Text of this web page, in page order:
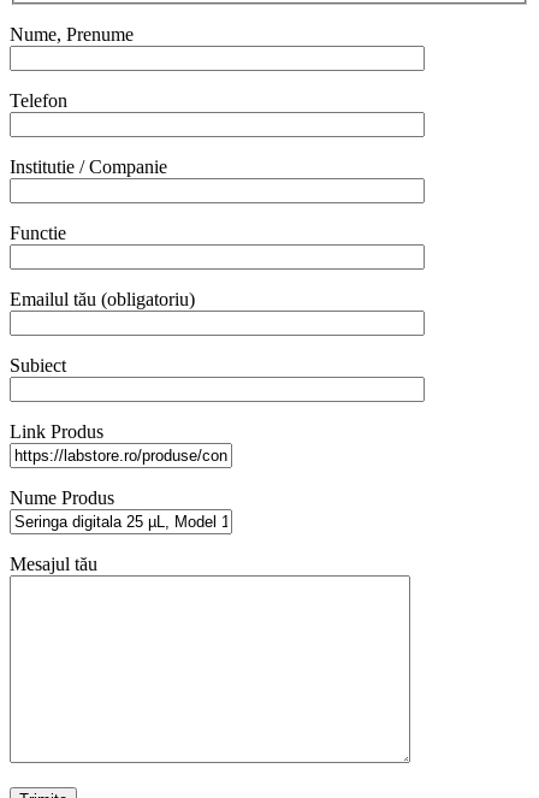
Nume, Prenume
Telefon
Institutie / Companie
Functie
Emailul tău (obligatoriu)
Subiect
Link Produs
Nume Produs
Mesajul tău